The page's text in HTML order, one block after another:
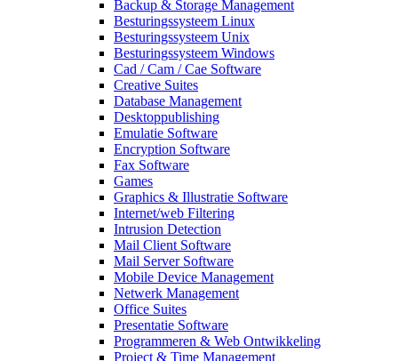
Backup & Storage Management
Besturingssysteem Linux
Besturingssysteem Unix
Besturingssysteem Windows
Cad / Cam / Cae Software
Creative Suites
Database Management
Desktoppublishing
Emulatie Software
Encryption Software
Fax Software
Games
Graphics & Illustratie Software
Internet/web Filtering
Intrusion Detection
Mail Client Software
Mail Server Software
Mobile Device Management
Netwerk Management
Office Suites
Presentatie Software
Programmeren & Web Ontwikkeling
Project & Time Management